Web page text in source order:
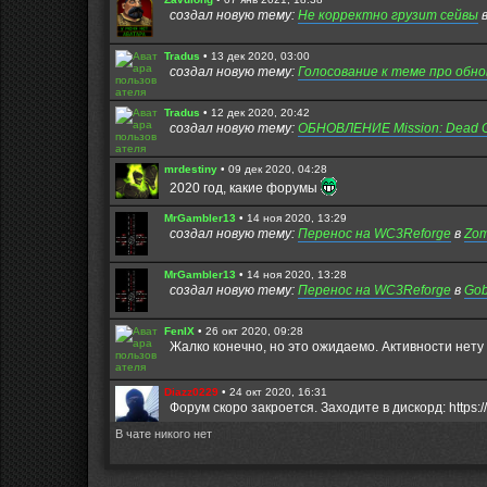
с
о
б
щ
е
и
ю
к
п
с
л
е
е
м
у
о
о
б
е
н
и
создал новую тему: Не корректно грузит сейвы
Tradus • 13 дек 2020, 03:00
создал новую тему: Голосование к теме про
Tradus • 12 дек 2020, 20:42
создал новую тему: ОБНОВЛЕНИЕ Mission: Dead
mrdestiny • 09 дек 2020, 04:28
2020 год, какие форумы
MrGambler13 • 14 ноя 2020, 13:29
создал новую тему: Перенос на WC3Reforge в
MrGambler13 • 14 ноя 2020, 13:28
создал новую тему: Перенос на WC3Reforge в
FenIX • 26 окт 2020, 09:28
Жалко конечно, но это ожидаемо. Активности нету
Diazz0229 • 24 окт 2020, 16:31
Форум скоро закроется. Заходите в дискорд:
Всем игрокам которые до сих пор живы,привет.
В чате никого нет